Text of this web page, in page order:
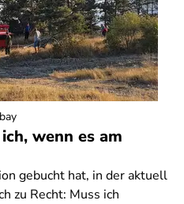
wenn es am
gebucht hat, in der aktuell
zu Recht: Muss ich